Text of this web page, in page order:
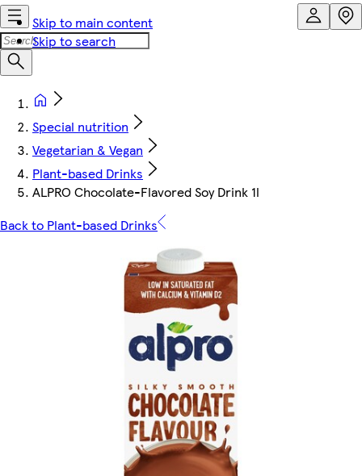
Skip to main content
Skip to search
Special nutrition
Vegetarian & Vegan
Plant-based Drinks
ALPRO Chocolate-Flavored Soy Drink 1l
Back to Plant-based Drinks